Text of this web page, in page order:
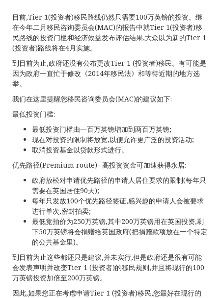
目前,Tier 1(投资者)移民路线仍然只需要100万英镑的投资。继
在今年二月移民咨询委员会(MAC)的报告中就Tier 1(投资者)移
民路线的投资门槛和经济效益发布评估结果,大众以为新的Tier 1
(投资者)路线将在4月实施。
到目前为止,政府还没有公布更改Tier 1 (投资者)移民。有可能是
因为政府一直忙于修改《2014年移民法》和等待近期的地方选
举。
我们在这里提醒您移民咨询委员会(MAC)的建议如下:
最低投资门槛:
最低投资门槛由一百万英镑增加到两百万英镑;
现在对投资的限制将放宽,以便允许更广泛的投资活动;
取消投资基金以贷款形式进行。
优先路径(Premium route)- 高投资资金可加速获得永居:
政府放松对申请优先路径的申请人居住要求的限制(每年只
需要在英国居住90天);
每年只发放100个优先路径签证,感兴趣的申请人会被要求
进行单次,密封拍卖;
最低竞拍价为250万英镑,其中200万英镑用在英国投资,剩
下50万英镑将会捐赠给英国政府(把捐赠款项放在一个特定
的公共基金里)。
到目前为止这些都还只是建议,并未实行,但是政府还是很有可能
会发表声明并改变Tier 1 (投资者)的移民规则,并且将现行的100
万英镑投资加倍至200万英镑。
因此,如果您正在考虑申请Tier 1 (投资者)移民,您最好在现行的